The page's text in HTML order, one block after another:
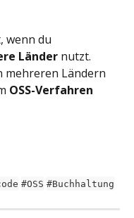
wenn du
Länder nutzt.
mehreren Ländern
OSS-Verfahren
#OSS #Buchhaltung